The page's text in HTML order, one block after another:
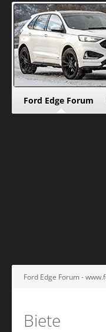
Ford Edge Forum
Ford Edge Forum -
Biete